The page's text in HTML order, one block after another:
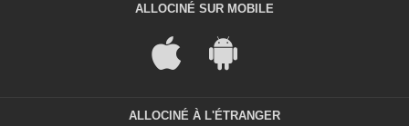
ALLOCINÉ SUR MOBILE
ALLOCINÉ À L'ÉTRANGER